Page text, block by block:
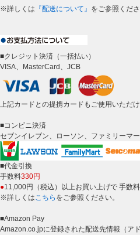
※詳しくは 『配送について』 をご参照くだ
■クレジット決済（一括払い）
VISA、MasterCard、JCB
上記カードとの提携カードもご使用いただけ
■コンビニ決済
セブンイレブン、ローソン、ファミリーマ
■代金引換
手数料330円
●11,000円（税込）以上お買い上げで 手数料
※詳しくはこちら をご参照ください。
■Amazon Pay
Amazon.co.jpに登録された配送先情報（ア